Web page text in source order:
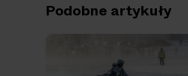
Podobne artykuły